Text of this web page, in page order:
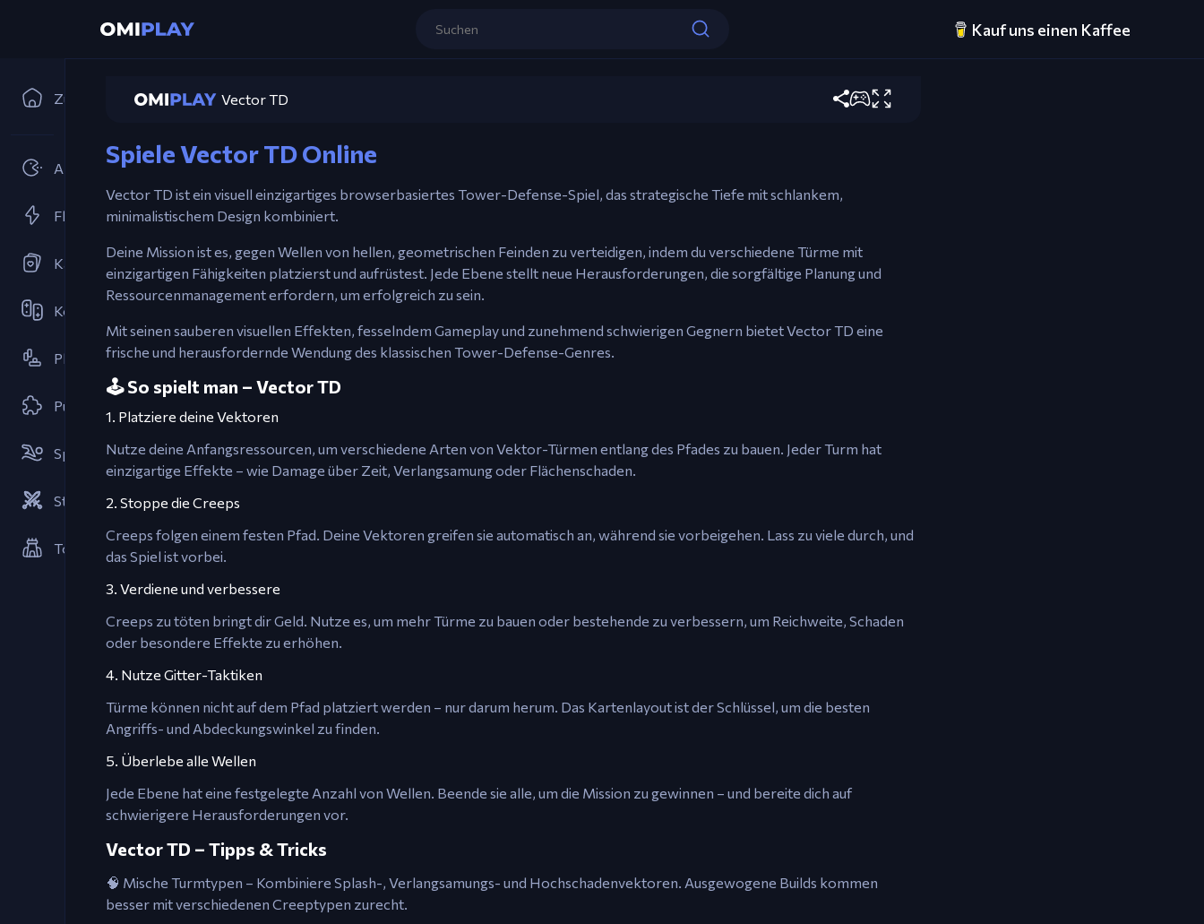
Kauf uns einen Kaffee
Zuhause
Arcades
Flash-Spiele
Kartenspiele
Kooperativ
Plattformspiel
Puzzle-Spiele
Sportspiele
Strategien
Tower Defense Spiele
Vector TD
Spiele Vector TD Online
Vector TD ist ein visuell einzigartiges browserbasiertes Tower-Defense-Spiel, das strategische Tiefe mit schlankem,
minimalistischem Design kombiniert.
Deine Mission ist es, gegen Wellen von hellen, geometrischen Feinden zu verteidigen, indem du verschiedene Türme mit
einzigartigen Fähigkeiten platzierst und aufrüstest. Jede Ebene stellt neue Herausforderungen, die sorgfältige Planung und
Ressourcenmanagement erfordern, um erfolgreich zu sein.
Mit seinen sauberen visuellen Effekten, fesselndem Gameplay und zunehmend schwierigen Gegnern bietet Vector TD eine
frische und herausfordernde Wendung des klassischen Tower-Defense-Genres.
🕹️ So spielt man – Vector TD
1. Platziere deine Vektoren
Nutze deine Anfangsressourcen, um verschiedene Arten von Vektor-Türmen entlang des Pfades zu bauen. Jeder Turm hat
einzigartige Effekte – wie Damage über Zeit, Verlangsamung oder Flächenschaden.
2. Stoppe die Creeps
Creeps folgen einem festen Pfad. Deine Vektoren greifen sie automatisch an, während sie vorbeigehen. Lass zu viele durch, und
das Spiel ist vorbei.
3. Verdiene und verbessere
Creeps zu töten bringt dir Geld. Nutze es, um mehr Türme zu bauen oder bestehende zu verbessern, um Reichweite, Schaden
oder besondere Effekte zu erhöhen.
4. Nutze Gitter-Taktiken
Türme können nicht auf dem Pfad platziert werden – nur darum herum. Das Kartenlayout ist der Schlüssel, um die besten
Angriffs- und Abdeckungswinkel zu finden.
5. Überlebe alle Wellen
Jede Ebene hat eine festgelegte Anzahl von Wellen. Beende sie alle, um die Mission zu gewinnen – und bereite dich auf
schwierigere Herausforderungen vor.
Vector TD – Tipps & Tricks
🧠 Mische Turmtypen – Kombiniere Splash-, Verlangsamungs- und Hochschadenvektoren. Ausgewogene Builds kommen
besser mit verschiedenen Creeptypen zurecht.